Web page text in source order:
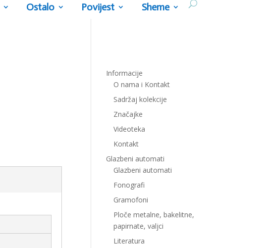
Ostalo Povijest Sheme
Informacije
O nama i Kontakt
Sadržaj kolekcije
Značajke
Videoteka
Kontakt
Glazbeni automati
Glazbeni automati
Fonografi
Gramofoni
Ploče metalne, bakelitne,
papirnate, valjci
Literatura